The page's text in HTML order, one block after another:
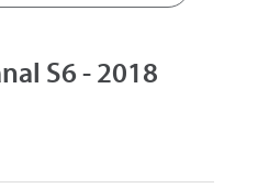
S6 - 2018